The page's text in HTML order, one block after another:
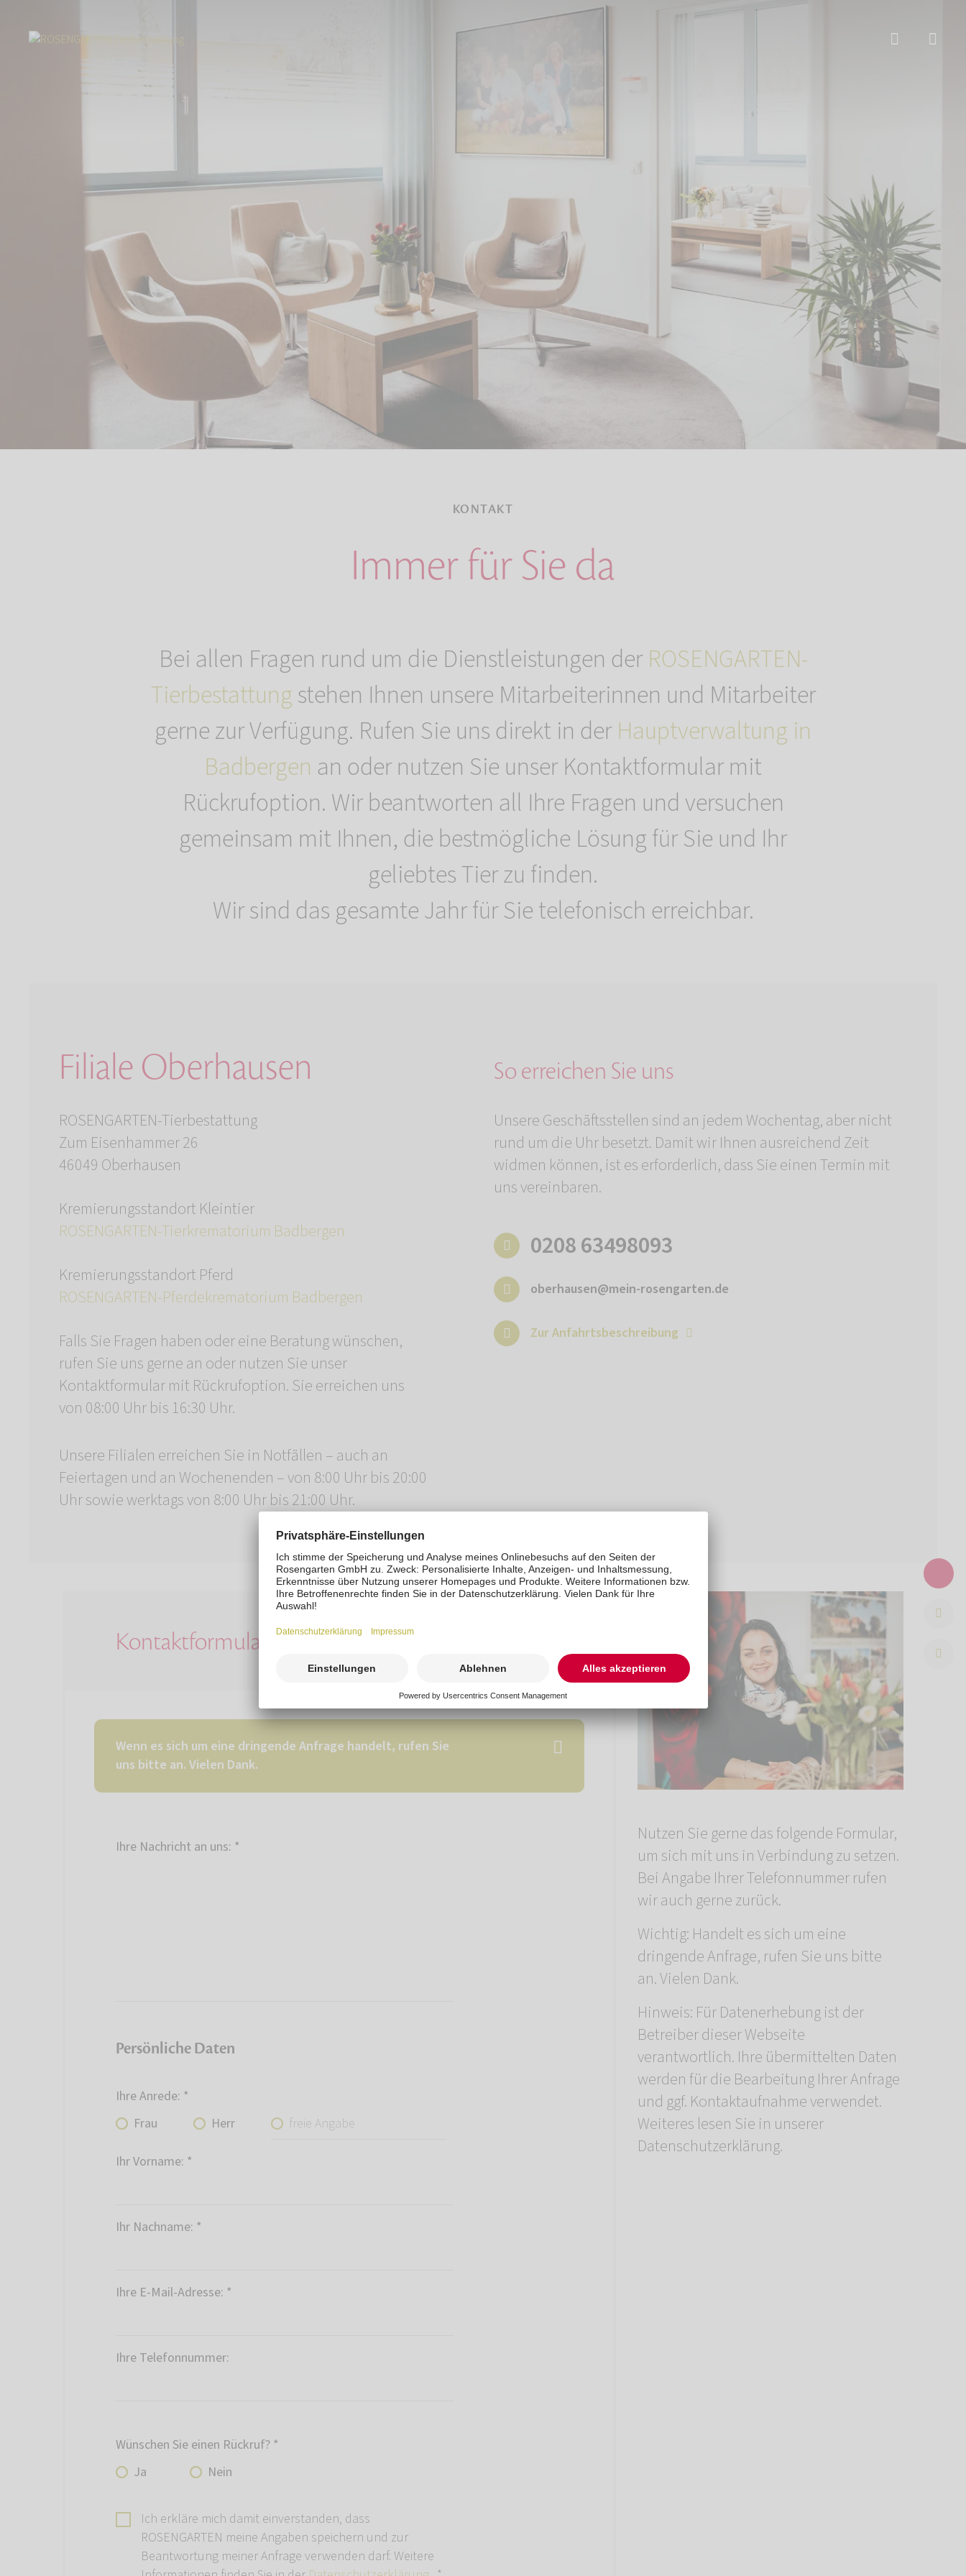
KONTAKT
Immer für Sie da
Bei allen Fragen rund um die Dienstleistungen der ROSENGARTEN-
Tierbestattungstehen Ihnen unsere Mitarbeiterinnen und Mitarbeiter
gerne zur Verfügung. Rufen Sie uns direkt in der Hauptverwaltung in
Badbergen an oder nutzen Sie unser Kontaktformular mit
Rückrufoption. Wir beantworten all Ihre Fragen und versuchen
gemeinsam mit Ihnen, die bestmögliche Lösung für Sie und Ihr
geliebtes Tier zu finden.
Wir sind das gesamte Jahr für Sie telefonisch erreichbar.
Filiale Oberhausen
ROSENGARTEN-Tierbestattung
Zum Eisenhammer 26
46049 Oberhausen
Kremierungsstandort Kleintier
ROSENGARTEN-Tierkrematorium Badbergen
Kremierungsstandort Pferd
ROSENGARTEN-Pferdekrematorium Badbergen
Falls Sie Fragen haben oder eine Beratung wünschen,
rufen Sie uns gerne an oder nutzen Sie unser
Kontaktformular mit Rückrufoption. Sie erreichen uns
von 08:00 Uhr bis 16:30 Uhr.
Unsere Filialen erreichen Sie in Notfällen – auch an
Feiertagen und an Wochenenden – von 8:00 Uhr bis 20:00
Uhr sowie werktags von 8:00 Uhr bis 21:00 Uhr.
So erreichen Sie uns
Unsere Geschäftsstellen sind an jedem Wochentag, aber nicht
rund um die Uhr besetzt. Damit wir Ihnen ausreichend Zeit
widmen können, ist es erforderlich, dass Sie einen Termin mit
uns vereinbaren.
0208 63498093
oberhausen@mein-rosengarten.de
Zur Anfahrtsbeschreibung
Kontaktformular
Wenn es sich um eine dringende Anfrage handelt, rufen Sie
uns bitte an. Vielen Dank.
Ihre Nachricht an uns: *
Persönliche Daten
Ihre Anrede: *
Frau
Herr freie Angabe
Ihr Vorname: *
Ihr Nachname: *
Ihre E-Mail-Adresse: *
Ihre Telefonnummer:
Wünschen Sie einen Rückruf? *
Ja
Nein
Ich erkläre mich damit einverstanden, dass
ROSENGARTEN meine Angaben speichern und zur
Beantwortung meiner Anfrage verwenden darf. Weitere
Nutzen Sie gerne das folgende Formular,
um sich mit uns in Verbindung zu setzen.
Bei Angabe Ihrer Telefonnummer rufen
wir auch gerne zurück.
Wichtig: Handelt es sich um eine
dringende Anfrage, rufen Sie uns bitte
an. Vielen Dank.
Hinweis: Für Datenerhebung ist der
Betreiber dieser Webseite
verantwortlich. Ihre übermittelten Daten
werden für die Bearbeitung Ihrer Anfrage
und ggf. Kontaktaufnahme verwendet.
Weiteres lesen Sie in unserer
Datenschutzerklärung.